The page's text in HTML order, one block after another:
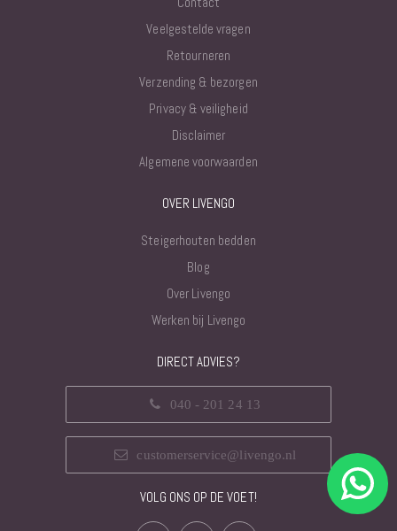
Veelgestelde vragen
Retourneren
Verzending & bezorgen
Privacy & veiligheid
Disclaimer
Algemene voorwaarden
OVER LIVENGO
Steigerhouten bedden
Blog
Over Livengo
Werken bij Livengo
DIRECT ADVIES?
040 - 201 24 13
customerservice@livengo.nl
VOLG ONS OP DE VOET!